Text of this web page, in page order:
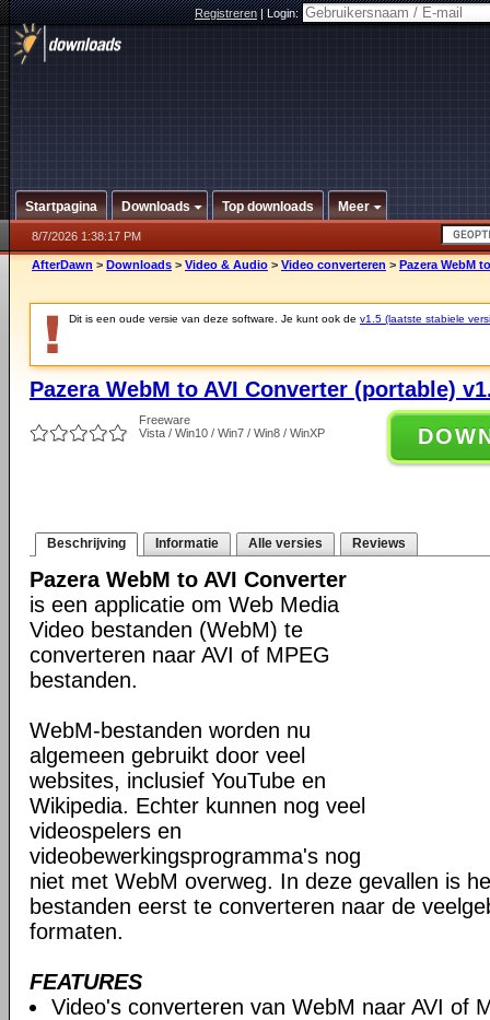
Registreren|Login:
Startpagina Downloads Top downloads Meer
8/7/2026 1:38:17 PM
AfterDawn > Downloads > Video & Audio > Video converteren > Pazera WebM
Dit is een oude versie van deze software. Je kunt ook de v1.5 (laatste stabiele
Pazera WebM to AVI Converter (portable)
Freeware
Vista / Win10 / Win7 / Win8 / WinXP
Beschrijving Informatie Alle versies Reviews
Pazera WebM to AVI Converter
is een applicatie om Web Media
Video bestanden (WebM) te
converteren naar AVI of MPEG
bestanden.
WebM-bestanden worden nu
algemeen gebruikt door veel
websites, inclusief YouTube en
Wikipedia. Echter kunnen nog veel
videospelers en
videobewerkingsprogramma's nog
niet met WebM overweg. In deze gevallen is
bestanden eerst te converteren naar de
formaten.
FEATURES
Video's converteren van WebM naar AVI of